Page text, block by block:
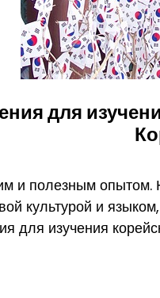
для
и полезным
культурой и
для изучения